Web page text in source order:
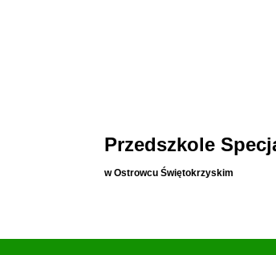
Przedszkole
w Ostrowcu Świętokrzyskim